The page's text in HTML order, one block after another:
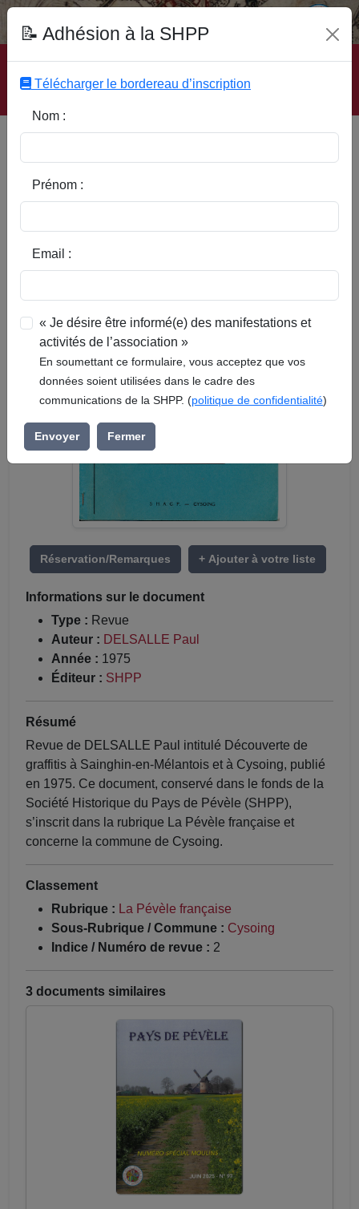
Accueil | Site SHPP | Auteurs | Editeurs | Rubriques |
Sous-Rubriques | Mots-Clefs | Contact
Sainghin-en-Mélantois et à
Cysoing
Réservation/Remarques + Ajouter à votre liste
Informations sur le document
Type : Revue
Auteur : DELSALLE Paul
Année : 1975
Éditeur : SHPP
Résumé
Revue de DELSALLE Paul intitulé Découverte de
graffitis à Sainghin-en-Mélantois et à Cysoing, publié
en 1975. Ce document, conservé dans le fonds de la
Société Historique du Pays de Pévèle (SHPP),
s’inscrit dans la rubrique La Pévèle française et
concerne la commune de Cysoing.
Classement
Rubrique : La Pévèle française
Sous-Rubrique / Commune : Cysoing
Indice / Numéro de revue : 2
3 documents similaires
📝 Adhésion à la SHPP
Télécharger le bordereau d’inscription
Nom :
Prénom :
Email :
« Je désire être informé(e) des manifestations et
activités de l’association »
En soumettant ce formulaire, vous acceptez que vos
données soient utilisées dans le cadre des
communications de la SHPP. (politique de confidentialité)
Envoyer Fermer